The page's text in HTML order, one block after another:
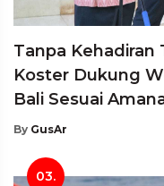
Tanpa Kehadiran
Koster Dukung
Bali Sesuai
By GusAr
03.